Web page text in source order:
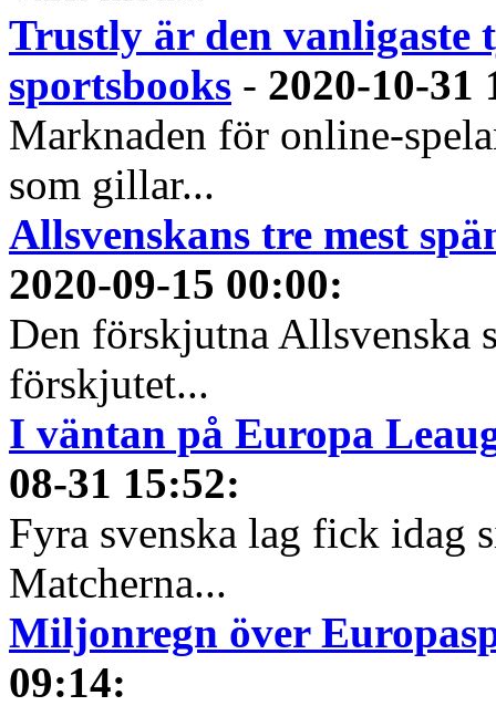
Trustly är den vanligaste
sportsbooks - 2020-10-31
Marknaden för online-
som gillar...
Allsvenskans tre mest
2020-09-15 00:00:
Den förskjutna Allsvenska
förskjutet...
I väntan på Europa
08-31 15:52:
Fyra svenska lag fick idag
Matcherna...
Miljonregn över
09:14: